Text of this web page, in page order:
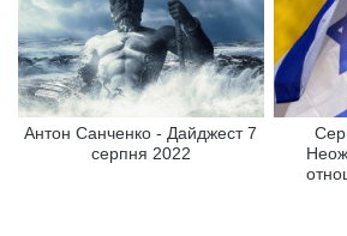
Антон Санченко - Дайджест 7
серпня 2022